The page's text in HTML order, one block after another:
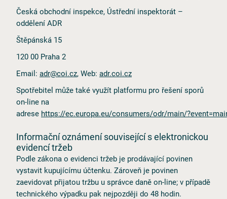
Česká obchodní inspekce, Ústřední inspektorát –
oddělení ADR
Štěpánská 15
120 00 Praha 2
Email: adr@coi.cz, Web: adr.coi.cz
Spotřebitel může také využít platformu pro řešení sporů
on⁠⁠-⁠⁠line na
adrese https://ec.europa.eu/consumers/odr/main/
Informační oznámení související s elektronickou
evidencí tržeb
Podle zákona o evidenci tržeb je prodávající povinen
vystavit kupujícímu účtenku. Zároveň je povinen
zaevidovat přijatou tržbu u správce daně on⁠⁠-⁠⁠line; v případě
technického výpadku pak nejpozději do 48 hodin.